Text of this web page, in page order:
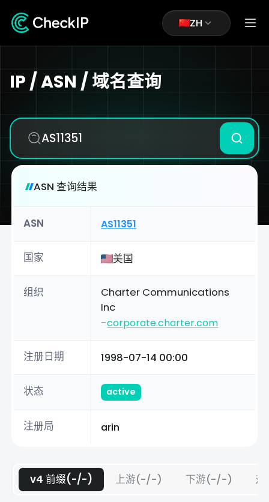
ZH
IP / ASN / 域名查询
ASN 查询结果
ASN AS11351
国家 美国
组织
Charter Communications
Inc
-corporate.charter.com
注册日期 1998-07-14 00:00
状态 active
注册局 arin
v4 前缀(-/-) 上游(-/-) 下游(-/-)